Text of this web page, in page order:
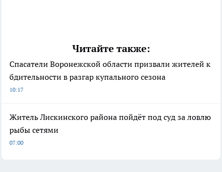
Читайте также:
Спасатели Воронежской области призвали жителей к
бдительности в разгар купального сезона
10:17
Житель Лискинского района пойдёт под суд за ловлю
рыбы сетями
07:00